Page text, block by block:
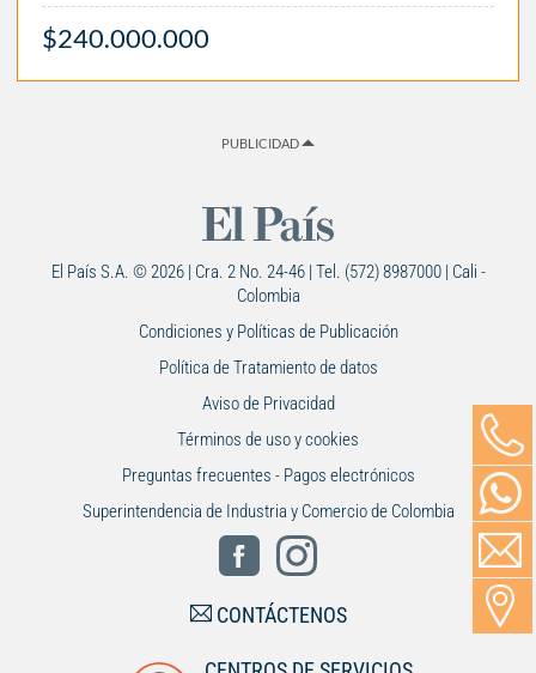
$240.000.000
PUBLICIDAD
El País S.A. © 2026 | Cra. 2 No. 24-46 | Tel. (572) 8987000 | Cali -
Colombia
Condiciones y Políticas de Publicación
Política de Tratamiento de datos
Aviso de Privacidad
Términos de uso y cookies
Preguntas frecuentes - Pagos electrónicos
Superintendencia de Industria y Comercio de Colombia
CONTÁCTENOS